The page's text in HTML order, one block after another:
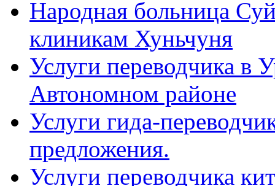
Народная больница
клиникам Хуньчуня
Услуги переводчика в
Автономном районе
Услуги гида-
предложения.
Услуги переводчика